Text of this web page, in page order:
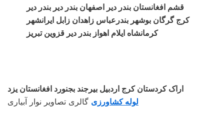
قشم افغانستان بندر دیر اصفهان بندر دیر بندر دیر
کرج گرگان بوشهر بندرعباس زاهدان زابل ایرانشهر
کرمانشاه ایلام اهواز بندر دیر قزوین تبریز
اراک کردستان کرج اردبیل بیرجند بجنورد افغانستان یزد
لوله کشاورزی گالری تصاویر نوار آبیاری